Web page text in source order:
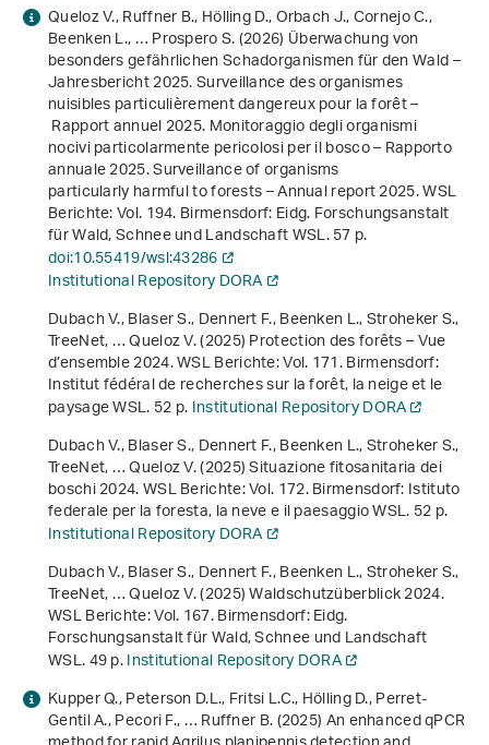
Queloz V., Ruffner B., Hölling D., Orbach J., Cornejo C.,
Beenken L., … Prospero S. (2026)Überwachung von
besonders gefährlichen Schadorganismen für den Wald –
Jahresbericht 2025. Surveillance des organismes
nuisibles particulièrement dangereux pour la forêt –
Rapport annuel 2025. Monitoraggio degli organismi
nocivi particolarmente pericolosi per il bosco – Rapporto
annuale 2025. Surveillance of organisms
particularly harmful to forests – Annual report 2025. WSL
Berichte: Vol. 194. Birmensdorf: Eidg. Forschungsanstalt
für Wald, Schnee und Landschaft WSL. 57 p.
doi:10.55419/wsl:43286
Institutional Repository DORA
Dubach V., Blaser S., Dennert F., Beenken L., Stroheker S.,
TreeNet, … Queloz V. (2025)Protection des forêts – Vue
d’ensemble 2024. WSL Berichte: Vol. 171. Birmensdorf:
Institut fédéral de recherches sur la forêt, la neige et le
paysage WSL. 52 p.Institutional Repository DORA
Dubach V., Blaser S., Dennert F., Beenken L., Stroheker S.,
TreeNet, … Queloz V. (2025)Situazione fitosanitaria dei
boschi 2024. WSL Berichte: Vol. 172. Birmensdorf: Istituto
federale per la foresta, la neve e il paesaggio WSL. 52 p.
Institutional Repository DORA
Dubach V., Blaser S., Dennert F., Beenken L., Stroheker S.,
TreeNet, … Queloz V. (2025)Waldschutzüberblick 2024.
WSL Berichte: Vol. 167. Birmensdorf: Eidg.
Forschungsanstalt für Wald, Schnee und Landschaft
WSL. 49 p.Institutional Repository DORA
Kupper Q., Peterson D.L., Fritsi L.C., Hölling D., Perret-
Gentil A., Pecori F., … Ruffner B. (2025) An enhanced qPCR